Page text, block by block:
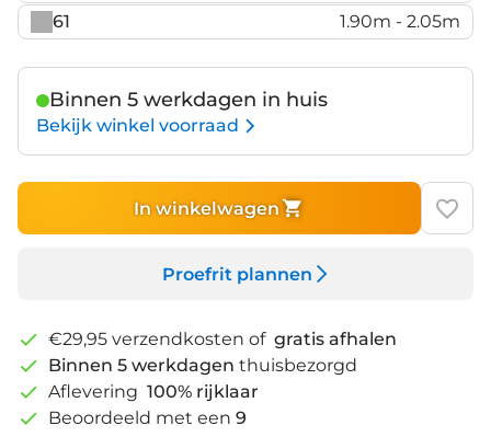
61
1.90m - 2.05m
Binnen 5 werkdagen in huis
Bekijk winkel voorraad
In winkelwagen
Proefrit plannen
€29,95 verzendkosten of gratis afhalen
Binnen 5 werkdagen thuisbezorgd
Aflevering 100% rijklaar
Beoordeeld met een 9